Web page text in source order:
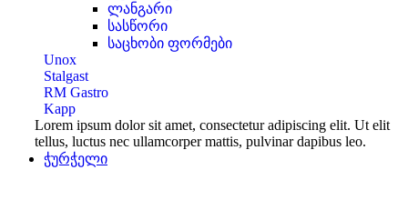
ლანგარი
სასწორი
საცხობი ფორმები
Unox
Stalgast
RM Gastro
Kapp
Lorem ipsum dolor sit amet, consectetur adipiscing elit. Ut elit
tellus, luctus nec ullamcorper mattis, pulvinar dapibus leo.
ჭურჭელი